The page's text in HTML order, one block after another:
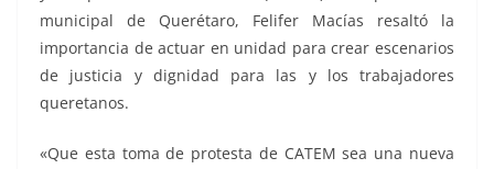
municipal de Querétaro, Felifer Macías resaltó la
importancia de actuar en unidad para crear escenarios
de justicia y dignidad para las y los trabajadores
queretanos.
«Que esta toma de protesta de CATEM sea una nueva